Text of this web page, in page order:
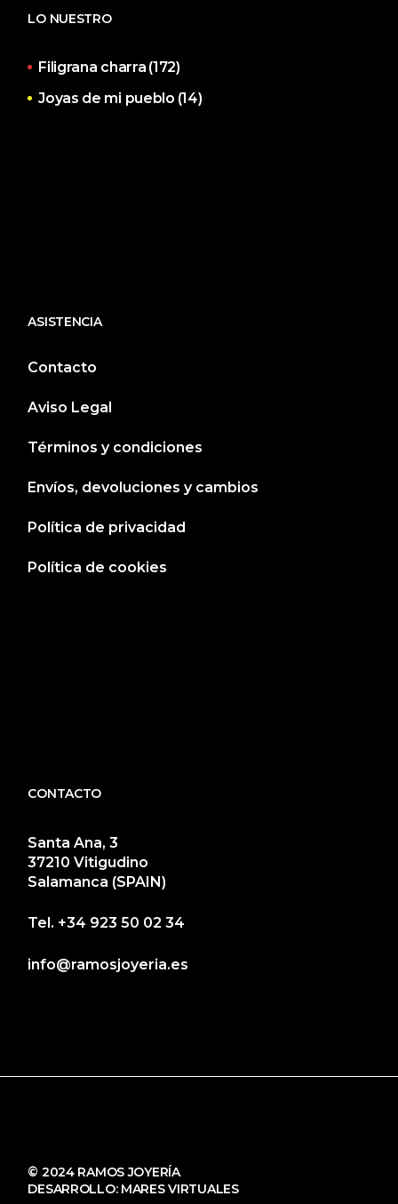
LO NUESTRO
Filigrana charra (172)
Joyas de mi pueblo (14)
ASISTENCIA
Contacto
Aviso Legal
Términos y condiciones
Envíos, devoluciones y cambios
Política de privacidad
Política de cookies
CONTACTO
Santa Ana, 3
37210 Vitigudino
Salamanca (SPAIN)
Tel. +34 923 50 02 34
info@ramosjoyeria.es
© 2024 RAMOS JOYERÍA
DESARROLLO: MARES VIRTUALES